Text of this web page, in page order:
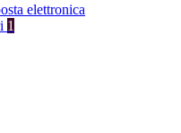
elettronica
1